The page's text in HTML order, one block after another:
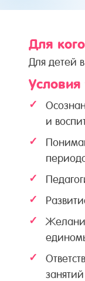
Для
Для детей
Условия
и